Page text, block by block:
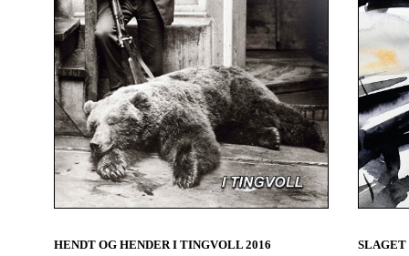
HENDT OG HENDER I TINGVOLL 2016 SLAGET